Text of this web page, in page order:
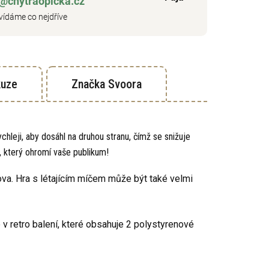
co nejdříve
ZnačkaSvoora
aby dosáhl na druhou stranu, čímž se snižuje
ohromí vaše publikum!
Hra s létajícím míčem může být také velmi
retro balení, které obsahuje 2 polystyrenové